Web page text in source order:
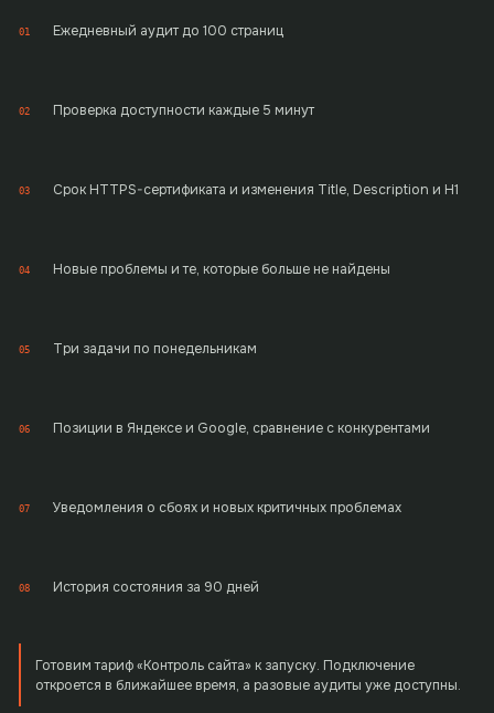
01 Ежедневный аудит до 100 страниц
02 Проверка доступности каждые 5 минут
03 Срок HTTPS-сертификата и изменения Title, Description и H1
04 Новые проблемы и те, которые больше не найдены
05 Три задачи по понедельникам
06 Позиции в Яндексе и Google, сравнение с конкурентами
07 Уведомления о сбоях и новых критичных проблемах
08 История состояния за 90 дней
Готовим тариф «Контроль сайта» к запуску. Подключение
откроется в ближайшее время, а разовые аудиты уже доступны.